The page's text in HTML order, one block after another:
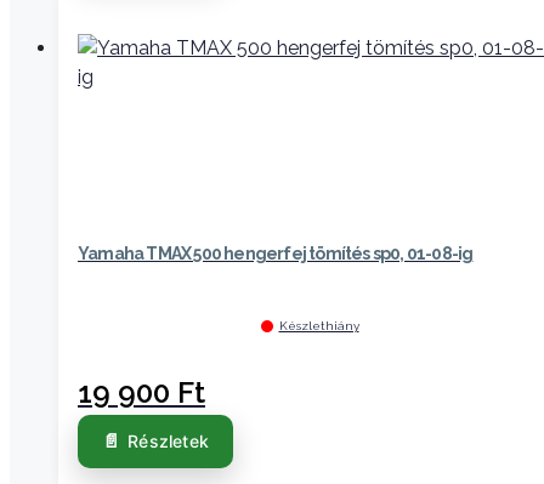
Yamaha TMAX 500 hengerfej tömítés sp0, 01-08-ig
Készlethiány
19 900 Ft
Részletek